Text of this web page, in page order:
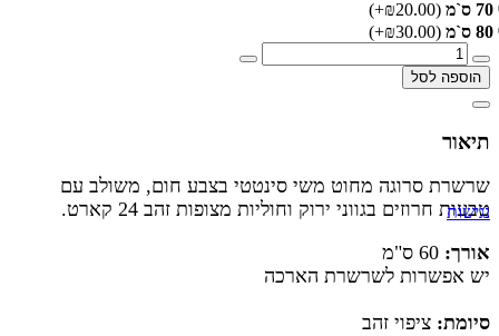
70 ס`מ
(₪20.00+)
80 ס`מ
(₪30.00+)
הוספה לסל
תיאור
שרשרת סרוגה מחוט משי סינטטי בצבע חום, משולב עם
טבעות חרוזים בגווני ירוק וחוליות מצופות זהב 24 קארט.
אורך:
יש אפשרות לשרשרת הארכה
סיומת: ציפוי זהב
נגישות